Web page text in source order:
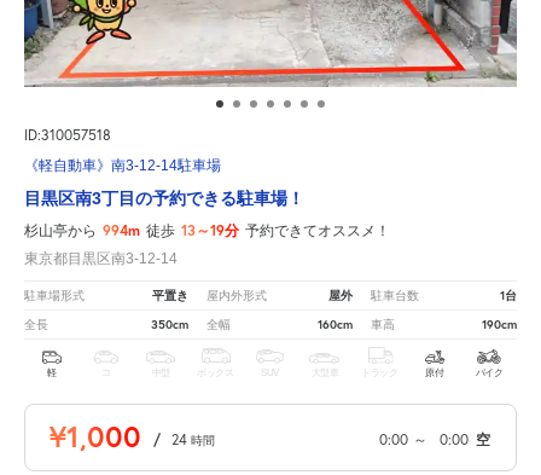
ID:310057518
《軽自動車》南3-12-14駐車場
目黒区南3丁目の予約できる駐車場！
杉山亭から 994m 徒歩 13～19分 予約できてオススメ！
東京都目黒区南3-12-14
駐車場形式 平置き 屋内外形式 屋外 駐車台数 1台
全長 350cm 全幅 160cm 車高 190cm
軽 中型 ボックス SUV 大型車 トラック 原付 バイク
¥1,000 / 24 時間 0:00 ～ 0:00 空